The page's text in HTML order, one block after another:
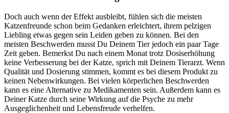
Doch auch wenn der Effekt ausbleibt, fühlen sich die meisten
Katzenfreunde schon beim Gedanken erleichtert, ihrem pelzigen
Liebling etwas gegen sein Leiden geben zu können. Bei den
meisten Beschwerden musst Du Deinem Tier jedoch ein paar Tage
Zeit geben. Bemerkst Du nach einem Monat trotz Dosiserhöhung
keine Verbesserung bei der Katze, sprich mit Deinem Tierarzt. Wenn
Qualität und Dosierung stimmen, kommt es bei diesem Produkt zu
keinen Nebenwirkungen. Bei vielen körperlichen Beschwerden
kann es eine Alternative zu Medikamenten sein. Außerdem kann es
Deiner Katze durch seine Wirkung auf die Psyche zu mehr
Ausgeglichenheit und Lebensfreude verhelfen.